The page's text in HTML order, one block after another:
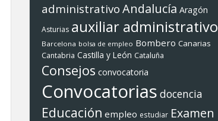
administrativo Andalucí­a Aragón
Asturias auxiliar administrativo
Barcelona bolsa de empleo Bombero Canarias
Cantabria Castilla y León Cataluña
Consejos convocatoria
Convocatorias docencia
Educación empleo estudiar Examen